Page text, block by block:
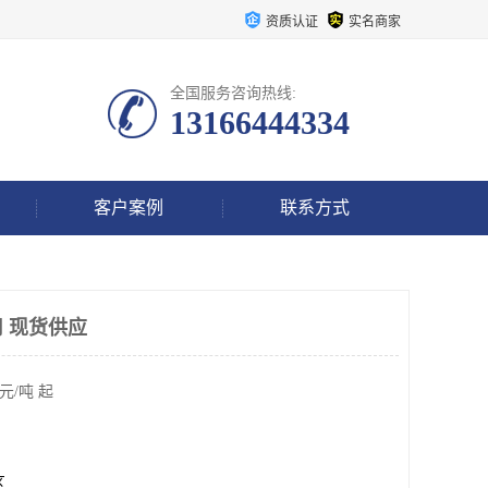
资质认证 实名商家
全国服务咨询热线:
13166444334
客户案例 联系方式
现货供应
/吨 起